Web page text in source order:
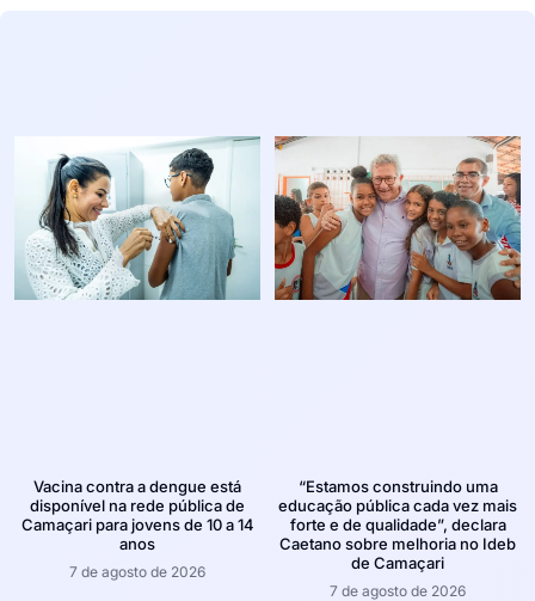
Vacina contra a dengue está
disponível na rede pública de
Camaçari para jovens de 10 a 14
anos
7 de agosto de 2026
“Estamos construindo uma
educação pública cada vez mais
forte e de qualidade”, declara
Caetano sobre melhoria no Ideb
de Camaçari
7 de agosto de 2026